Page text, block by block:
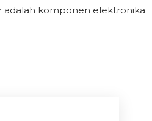
adalah komponen elektronika